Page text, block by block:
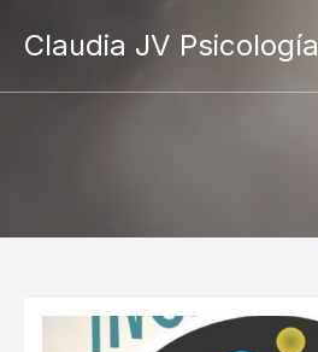
Claudia JV Psicología